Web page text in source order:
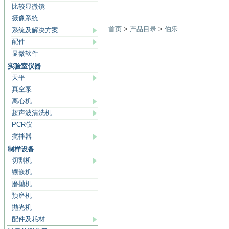
比较显微镜
摄像系统
系统及解决方案
配件
显微软件
实验室仪器
天平
真空泵
离心机
超声波清洗机
PCR仪
搅拌器
制样设备
切割机
镶嵌机
磨抛机
预磨机
抛光机
配件及耗材
首页 > 产品目录 > 伯乐